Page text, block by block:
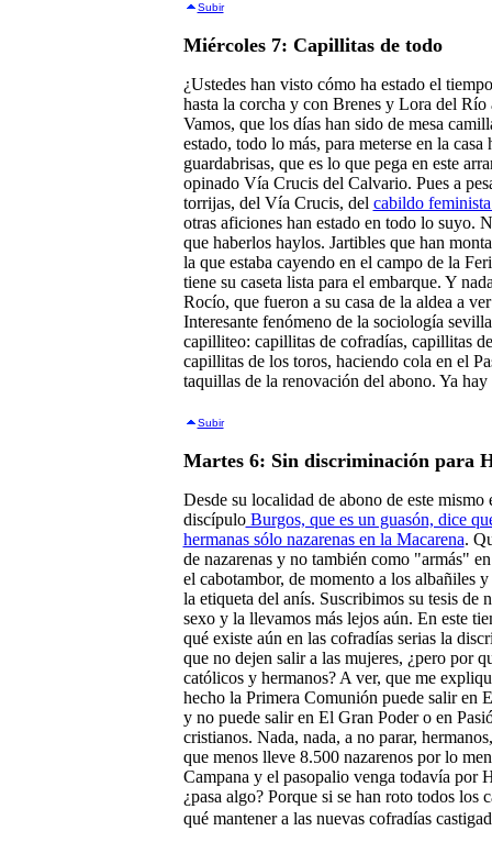
Subir
Miércoles 7: Capillitas de todo
¿Ustedes han visto cómo ha estado el
hasta la corcha y con Brenes y Lora del Río
Vamos, que los días han sido de mesa
estado, todo lo más, para meterse en la
guardabrisas, que es lo que pega en este
opinado Vía Crucis del Calvario. Pues a
torrijas, del Vía Crucis, del cabildo
otras aficiones han estado en todo lo suyo.
que haberlos haylos. Jartibles que han
la que estaba cayendo en el campo de la
tiene su caseta lista para el embarque. Y
Rocío, que fueron a su casa de la aldea a
Interesante fenómeno de la sociología
capilliteo: capillitas de cofradías, capillitas
capillitas de los toros, haciendo cola en el
taquillas de la renovación del abono. Ya
Subir
Martes 6: Sin discriminación para
Desde su localidad de abono de este
discípuloBurgos, que es un guasón, dice
hermanas sólo nazarenas en la Macarena.
de nazarenas y no también como "armás"
el cabotambor, de momento a los albañiles
la etiqueta del anís. Suscribimos su tesis de
sexo y la llevamos más lejos aún. En este
qué existe aún en las cofradías serias la
que no dejen salir a las mujeres, ¿pero por
católicos y hermanos? A ver, que me
hecho la Primera Comunión puede salir en
y no puede salir en El Gran Poder o en
cristianos. Nada, nada, a no parar,
que menos lleve 8.500 nazarenos por lo
Campana y el pasopalio venga todavía por
¿pasa algo? Porque si se han roto todos los
qué mantener a las nuevas cofradías